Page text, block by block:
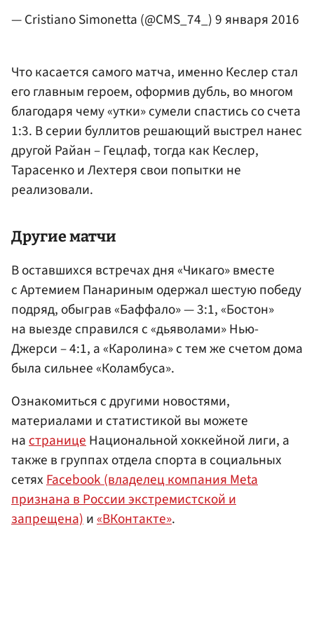
— Cristiano Simonetta (@CMS_74_)9 января 2016
Что касается самого матча, именно Кеслер стал
его главным героем, оформив дубль, во многом
благодаря чему «утки» сумели спастись со счета
1:3. В серии буллитов решающий выстрел нанес
другой Райан – Гецлаф, тогда как Кеслер,
Тарасенко и Лехтеря свои попытки не
реализовали.
Другие матчи
В оставшихся встречах дня «Чикаго» вместе
с Артемием Панариным одержал шестую победу
подряд, обыграв «Баффало» — 3:1, «Бостон»
на выезде справился с «дьяволами» Нью-
Джерси – 4:1, а «Каролина» с тем же счетом дома
была сильнее «Коламбуса».
Ознакомиться с другими новостями,
материалами и статистикой вы можете
настраницеНациональной хоккейной лиги, а
также в группах отдела спорта в социальных
сетяхFacebook (владелец компания Meta
признана в России экстремистской и
запрещена)и«ВКонтакте».